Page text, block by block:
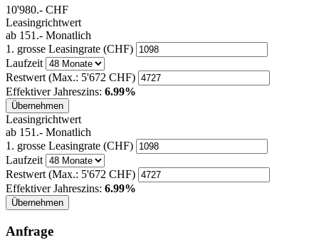
10'980.- CHF
Leasingrichtwert
ab 151.- Monatlich
1. grosse Leasingrate (CHF)
Laufzeit
Restwert (Max.: 5'672 CHF)
Effektiver Jahreszins: 6.99%
Übernehmen
Leasingrichtwert
ab 151.- Monatlich
1. grosse Leasingrate (CHF)
Laufzeit
Restwert (Max.: 5'672 CHF)
Effektiver Jahreszins: 6.99%
Übernehmen
Anfrage